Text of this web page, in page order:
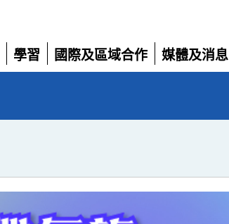
學習
展
國際及區域合作
展
媒體及消息
展